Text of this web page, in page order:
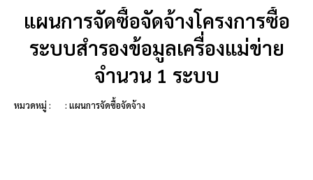
แผนการจัดซื้อจัดจ้างโครงการซื้อ
ระบบสำรองข้อมูลเครื่องแม่ข่าย
จำนวน 1 ระบบ
หมวดหมู่ : : แผนการจัดซื้อจัดจ้าง